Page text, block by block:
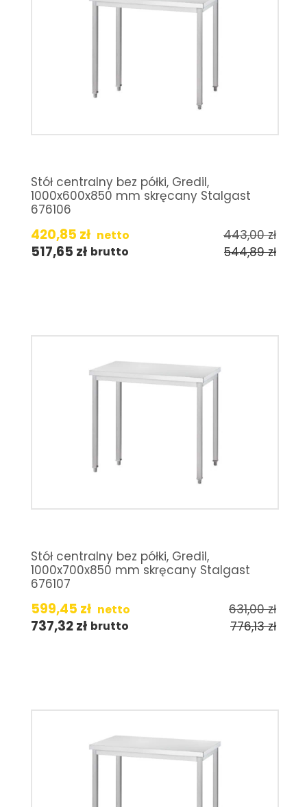
Stół centralny bez półki, Gredil,
1000x600x850 mm skręcany Stalgast
676106
420,85 zł netto 443,00zł
517,65 zł brutto 544,89zł
Stół centralny bez półki, Gredil,
1000x700x850 mm skręcany Stalgast
676107
599,45 zł netto 631,00zł
737,32zł brutto 776,13zł